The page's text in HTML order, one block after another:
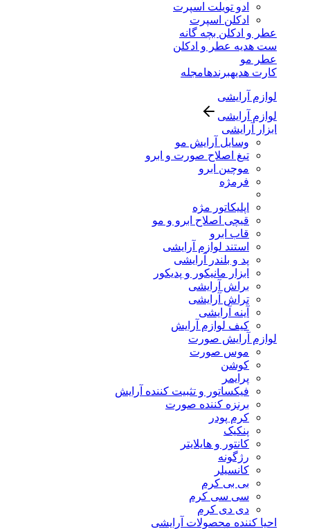
ادو تویلت اسپرت
ادکلن اسپرت
عطر و ادکلن بچه گانه
ست هدیه عطر و ادکلن
عطر مو
کارت هدیهبرندهامجله
لوازم آرایشی
لوازم آرایشی
ابزار آرایشی
وسایل آرایش مو
تیغ اصلاح صورت و ابرو
موچین ابرو
فرمژه
اپلیکاتور مژه
قیچی اصلاح ابرو و مو
قاب ابرو
استند لوازم آرایشی
پد و بلندر آرایشی
ابزار مانیکور و پدیکور
براش آرایشی
تراش آرایشی
آینه آرایشی
کیف لوازم آرایش
لوازم آرایش صورت
موس صورت
کوشن
پرایمر
فیکساتور و تثبیت کننده آرایش
برنزه کننده صورت
کرم پودر
پنکیک
کانتور و هایلایتر
رژگونه
کانسیلر
بی بی کرم
سی سی کرم
دی دی کرم
احیا کننده محصولات آرایشی